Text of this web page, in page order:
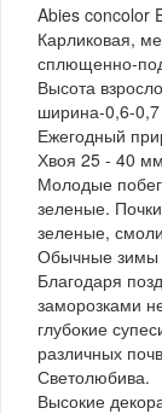
Abies concolor
Карликовая,
сплющенно-
Высота
ширина-0,6-
Ежегодный
Хвоя 25 - 40
Молодые
зеленые.
зеленые,
Обычные зимы
Благодаря
заморозками
глубокие
различных
Светолюбива.
Высокие